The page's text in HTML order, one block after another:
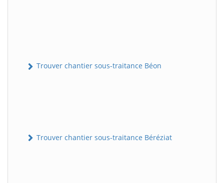
Trouver chantier sous-traitance Béon
Trouver chantier sous-traitance Béréziat